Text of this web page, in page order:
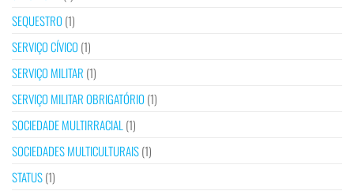
SEQUESTRO (1)
SERVIÇO CÍVICO (1)
SERVIÇO MILITAR (1)
SERVIÇO MILITAR OBRIGATÓRIO (1)
SOCIEDADE MULTIRRACIAL (1)
SOCIEDADES MULTICULTURAIS(1)
STATUS(1)